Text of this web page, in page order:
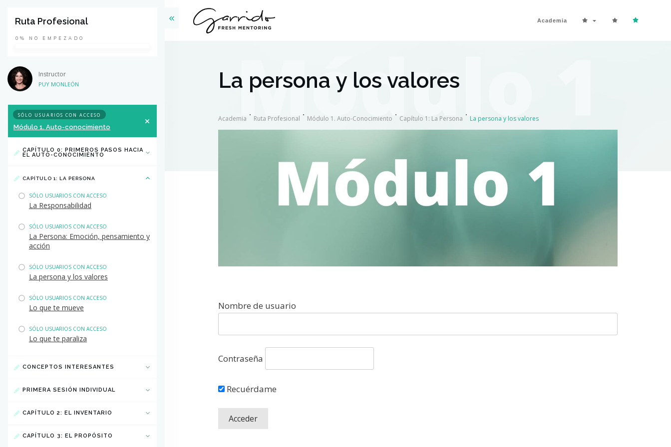
Academia
La persona y los valores
Academia Ruta Profesional Módulo 1. Auto-Conocimiento Capítulo 1: La Persona La persona y los valores
Nombre de usuario
Contraseña
Recuérdame
Ruta Profesional
0% NO EMPEZADO
Instructor
PUY MONLEÓN
SÓLO USUARIOS CON ACCESO
Módulo 1. Auto-conocimiento
CAPÍTULO 0: PRIMEROS PASOS HACIA
EL AUTO-CONOCIMIENTO
CAPÍTULO 1: LA PERSONA
SÓLO USUARIOS CON ACCESO
La Responsabilidad
SÓLO USUARIOS CON ACCESO
La Persona: Emoción, pensamiento y
acción
SÓLO USUARIOS CON ACCESO
La persona y los valores
SÓLO USUARIOS CON ACCESO
Lo que te mueve
SÓLO USUARIOS CON ACCESO
Lo que te paraliza
CONCEPTOS INTERESANTES
PRIMERA SESIÓN INDIVIDUAL
CAPÍTULO 2: EL INVENTARIO
CAPÍTULO 3: EL PROPÓSITO